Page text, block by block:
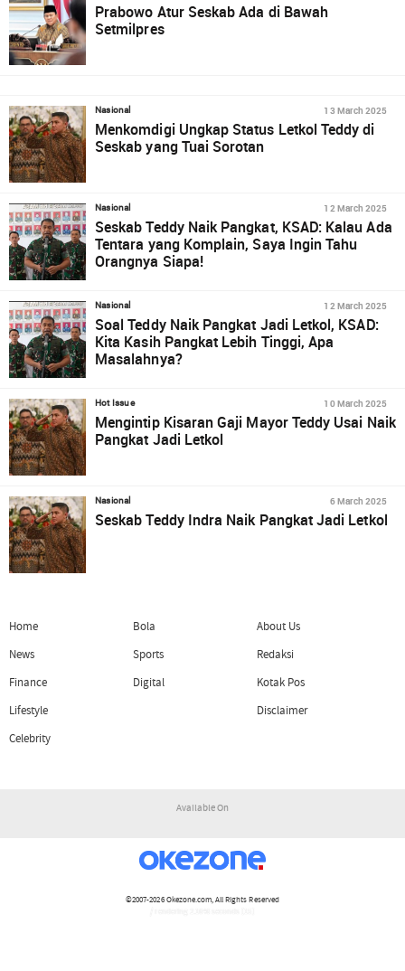
Prabowo Atur Seskab Ada di Bawah
Setmilpres
Nasional 13 March 2025
Menkomdigi Ungkap Status Letkol Teddy di
Seskab yang Tuai Sorotan
Nasional 12 March 2025
Seskab Teddy Naik Pangkat, KSAD: Kalau Ada
Tentara yang Komplain, Saya Ingin Tahu
Orangnya Siapa!
Nasional 12 March 2025
Soal Teddy Naik Pangkat Jadi Letkol, KSAD:
Kita Kasih Pangkat Lebih Tinggi, Apa
Masalahnya?
Hot Issue 10 March 2025
Mengintip Kisaran Gaji Mayor Teddy Usai Naik
Pangkat Jadi Letkol
Nasional 6 March 2025
Seskab Teddy Indra Naik Pangkat Jadi Letkol
Home
News
Finance
Lifestyle
Celebrity
Bola
Sports
Digital
About Us
Redaksi
Kotak Pos
Disclaimer
Available On
©2007-2026Okezone.com, All Rights Reserved